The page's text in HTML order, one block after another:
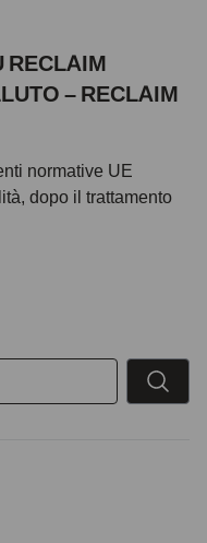
RECLAIM
– RECLAIM
normative UE
dopo il trattamento